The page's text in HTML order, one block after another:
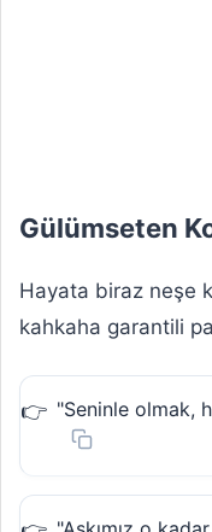
Gülümseten
Hayata biraz neşe
kahkaha garantili
"Seninle olmak,